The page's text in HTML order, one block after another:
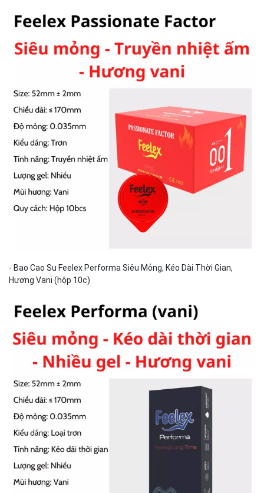
- Bao Cao Su Feelex Performa Siêu Mỏng, Kéo Dài Thời Gian,
Hương Vani (hộp 10c)